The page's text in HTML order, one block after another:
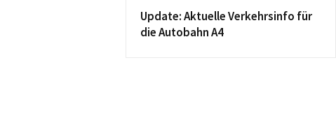
Update: Aktuelle Verkehrsinfo für
die Autobahn A4